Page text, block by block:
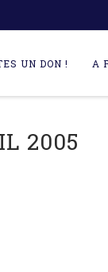
UN DON ! A
2005